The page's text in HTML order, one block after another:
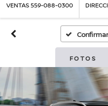
VENTAS559-088-0300
FOTOS